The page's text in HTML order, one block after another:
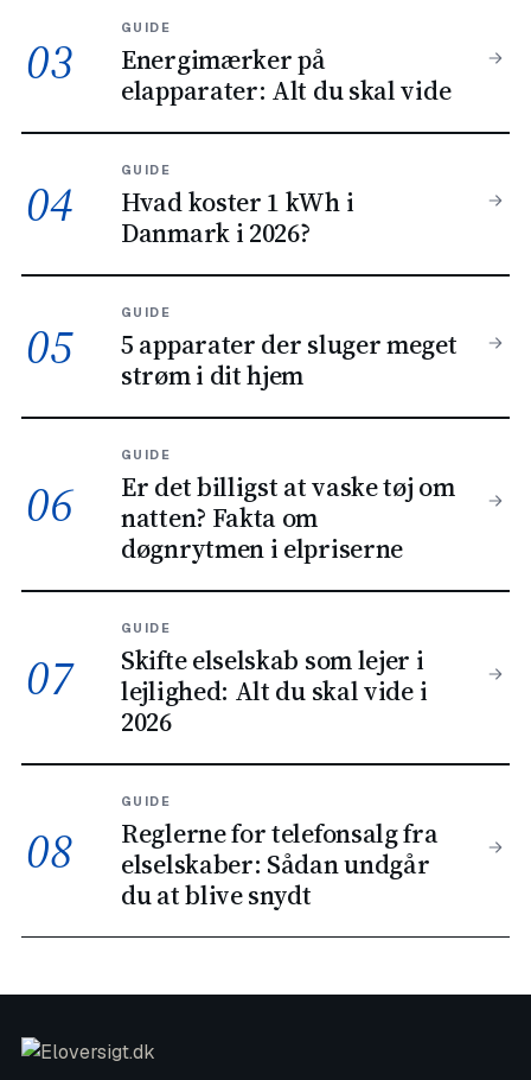
03
GUIDE
Energimærker på
elapparater: Alt du skal vide
04
GUIDE
Hvad koster 1 kWh i
Danmark i 2026?
05
GUIDE
5 apparater der sluger meget
strøm i dit hjem
06
GUIDE
Er det billigst at vaske tøj om
natten? Fakta om
døgnrytmen i elpriserne
07
GUIDE
Skifte elselskab som lejer i
lejlighed: Alt du skal vide i
2026
08
GUIDE
Reglerne for telefonsalg fra
elselskaber: Sådan undgår
du at blive snydt